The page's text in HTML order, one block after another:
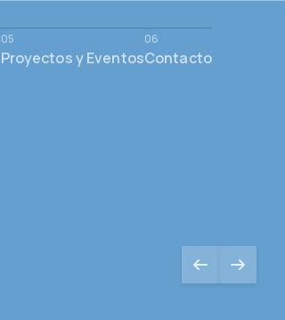
Proyectos y EventosContacto